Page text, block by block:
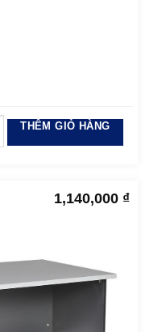
THÊM GIỎ HÀNG
1,140,000 ₫